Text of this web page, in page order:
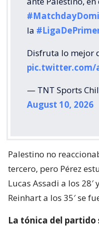
la
Disfruta lo mejor
pic.twitter.com/
— TNT Sports
August 10, 2026
Palestino no
tercero, pero Pérez
Lucas Assadi a los
Reinhart a los 35′ se
La tónica del partido